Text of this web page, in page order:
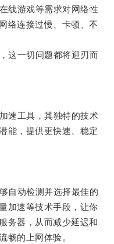
游戏等需求对网络性
络连接过慢、卡顿、不
一切问题都将迎刃而
工具，其独特的技术
能，提供更快速、稳定
动检测并选择最佳的
加速等技术手段，让你
务器，从而减少延迟和
畅的上网体验。